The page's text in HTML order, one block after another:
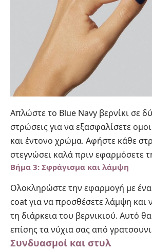
Απλώστε το Blue Navy βερνίκι σε
στρώσεις για να εξασφαλίσετε
και έντονο χρώμα. Αφήστε κάθε
στεγνώσει καλά πριν εφαρμόσετε
Βήμα 3: Σφράγισμα και λάμψη
Ολοκληρώστε την εφαρμογή με
coat για να προσθέσετε λάμψη και
τη διάρκεια του βερνικιού. Αυτό
επίσης τα νύχια σας από
Συνδυασμοί και στυλ